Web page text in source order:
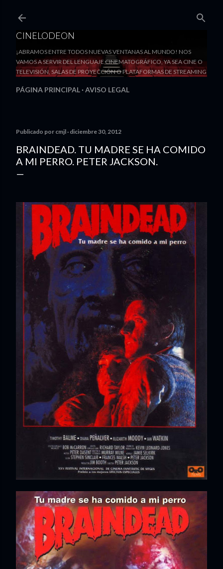
CINELODEON
¡ABRAMOS ENTRE TODOS NUEVAS VENTANAS AL MUNDO! NOS
VAMOS A SERVIR DEL LENGUAJE CINEMATOGRÁFICO, YA SEA CINE O
TELEVISIÓN, SALAS DE PROYECCIÓN O PLATAFORMAS DE STREAMING
PÁGINA PRINCIPAL AVISO LEGAL
Publicado por cmjl diciembre 30, 2012
BRAINDEAD. TU MADRE SE HA COMIDO
A MI PERRO. PETER JACKSON.